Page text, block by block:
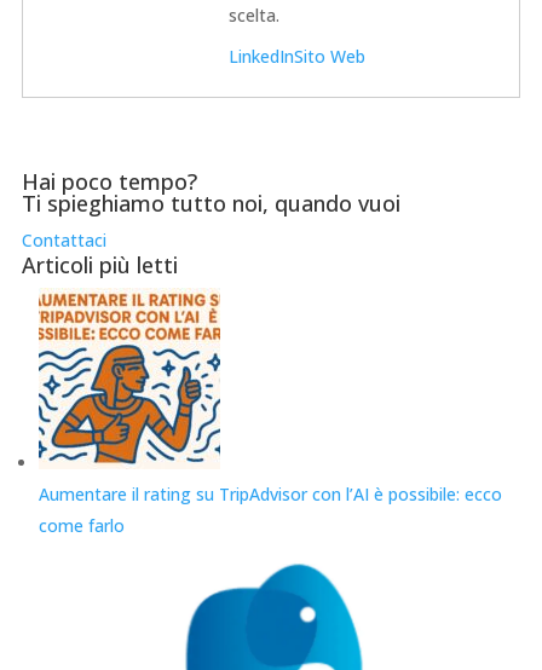
scelta.
LinkedInSito Web
Hai poco tempo?
Ti spieghiamo tutto noi, quando vuoi
Contattaci
Articoli più letti
Aumentare il rating su TripAdvisor con l’AI è possibile: ecco
come farlo